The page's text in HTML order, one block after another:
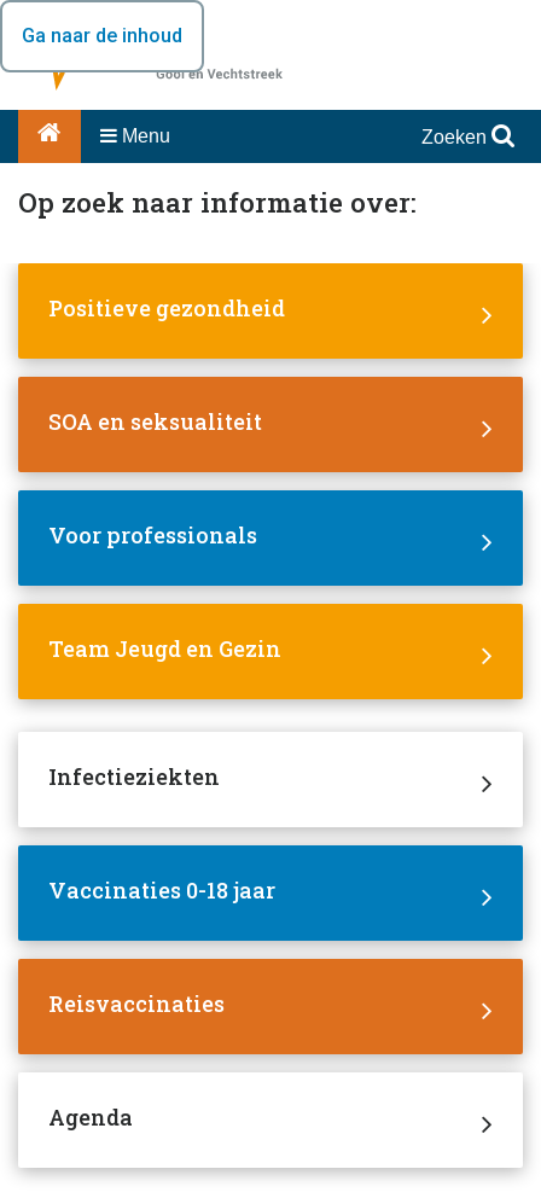
Ga naar de inhoud
Menu Zoeken
Op zoek naar informatie over:
Positieve gezondheid
SOA en seksualiteit
Voor professionals
Team Jeugd en Gezin
Infectieziekten
Vaccinaties 0-18 jaar
Reisvaccinaties
Agenda